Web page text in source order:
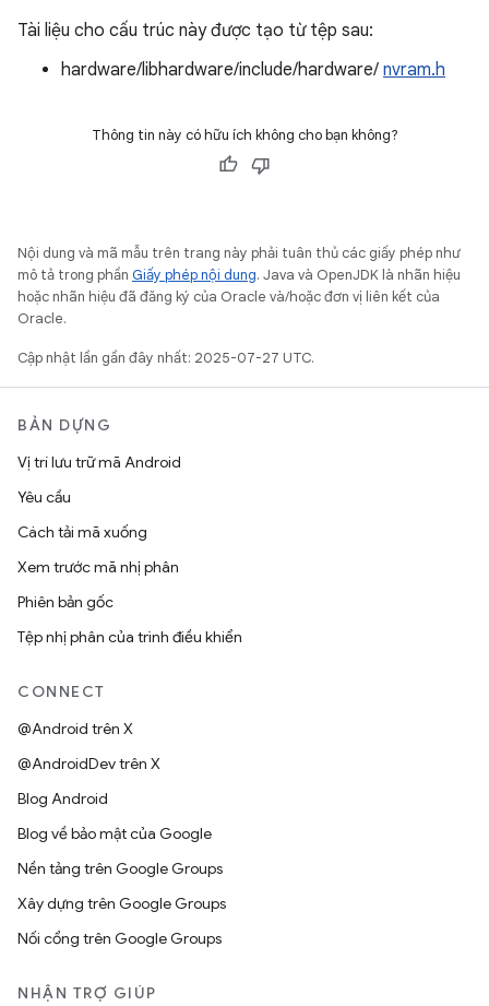
Tài liệu cho cấu trúc này được tạo từ tệp sau:
hardware/libhardware/include/hardware/ nvram.h
Thông tin này có hữu ích không cho bạn không?
Nội dung và mã mẫu trên trang này phải tuân thủ các giấy phép như
mô tả trong phần Giấy phép nội dung. Java và OpenJDK là nhãn hiệu
hoặc nhãn hiệu đã đăng ký của Oracle và/hoặc đơn vị liên kết của
Oracle.
Cập nhật lần gần đây nhất: 2025-07-27 UTC.
BẢN DỰNG
Vị trí lưu trữ mã Android
Yêu cầu
Cách tải mã xuống
Xem trước mã nhị phân
Phiên bản gốc
Tệp nhị phân của trình điều khiển
CONNECT
@Android trên X
@AndroidDev trên X
Blog Android
Blog về bảo mật của Google
Nền tảng trên Google Groups
Xây dựng trên Google Groups
Nối cổng trên Google Groups
NHẬN TRỢ GIÚP